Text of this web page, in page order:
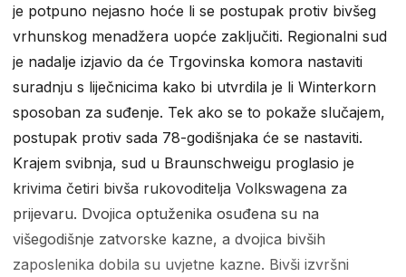
je potpuno nejasno hoće li se postupak protiv bivšeg
vrhunskog menadžera uopće zaključiti. Regionalni sud
je nadalje izjavio da će Trgovinska komora nastaviti
suradnju s liječnicima kako bi utvrdila je li Winterkorn
sposoban za suđenje. Tek ako se to pokaže slučajem,
postupak protiv sada 78-godišnjaka će se nastaviti.
Krajem svibnja, sud u Braunschweigu proglasio je
krivima četiri bivša rukovoditelja Volkswagena za
prijevaru. Dvojica optuženika osuđena su na
višegodišnje zatvorske kazne, a dvojica bivših
zaposlenika dobila su uvjetne kazne. Bivši izvršni